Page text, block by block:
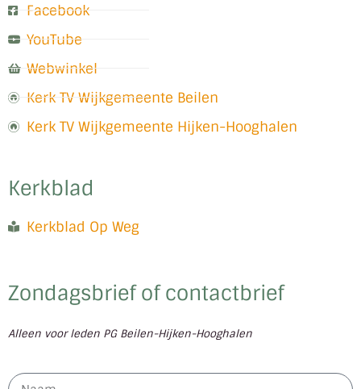
Facebook
YouTube
Webwinkel
Kerk TV Wijkgemeente Beilen
Kerk TV Wijkgemeente Hijken-Hooghalen
Kerkblad
Kerkblad Op Weg
Zondagsbrief of contactbrief
Alleen voor leden PG Beilen-Hijken-Hooghalen